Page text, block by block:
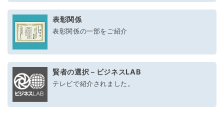
表彰関係
表彰関係の一部をご紹介
賢者の選択－ビジネスLAB
テレビで紹介されました。